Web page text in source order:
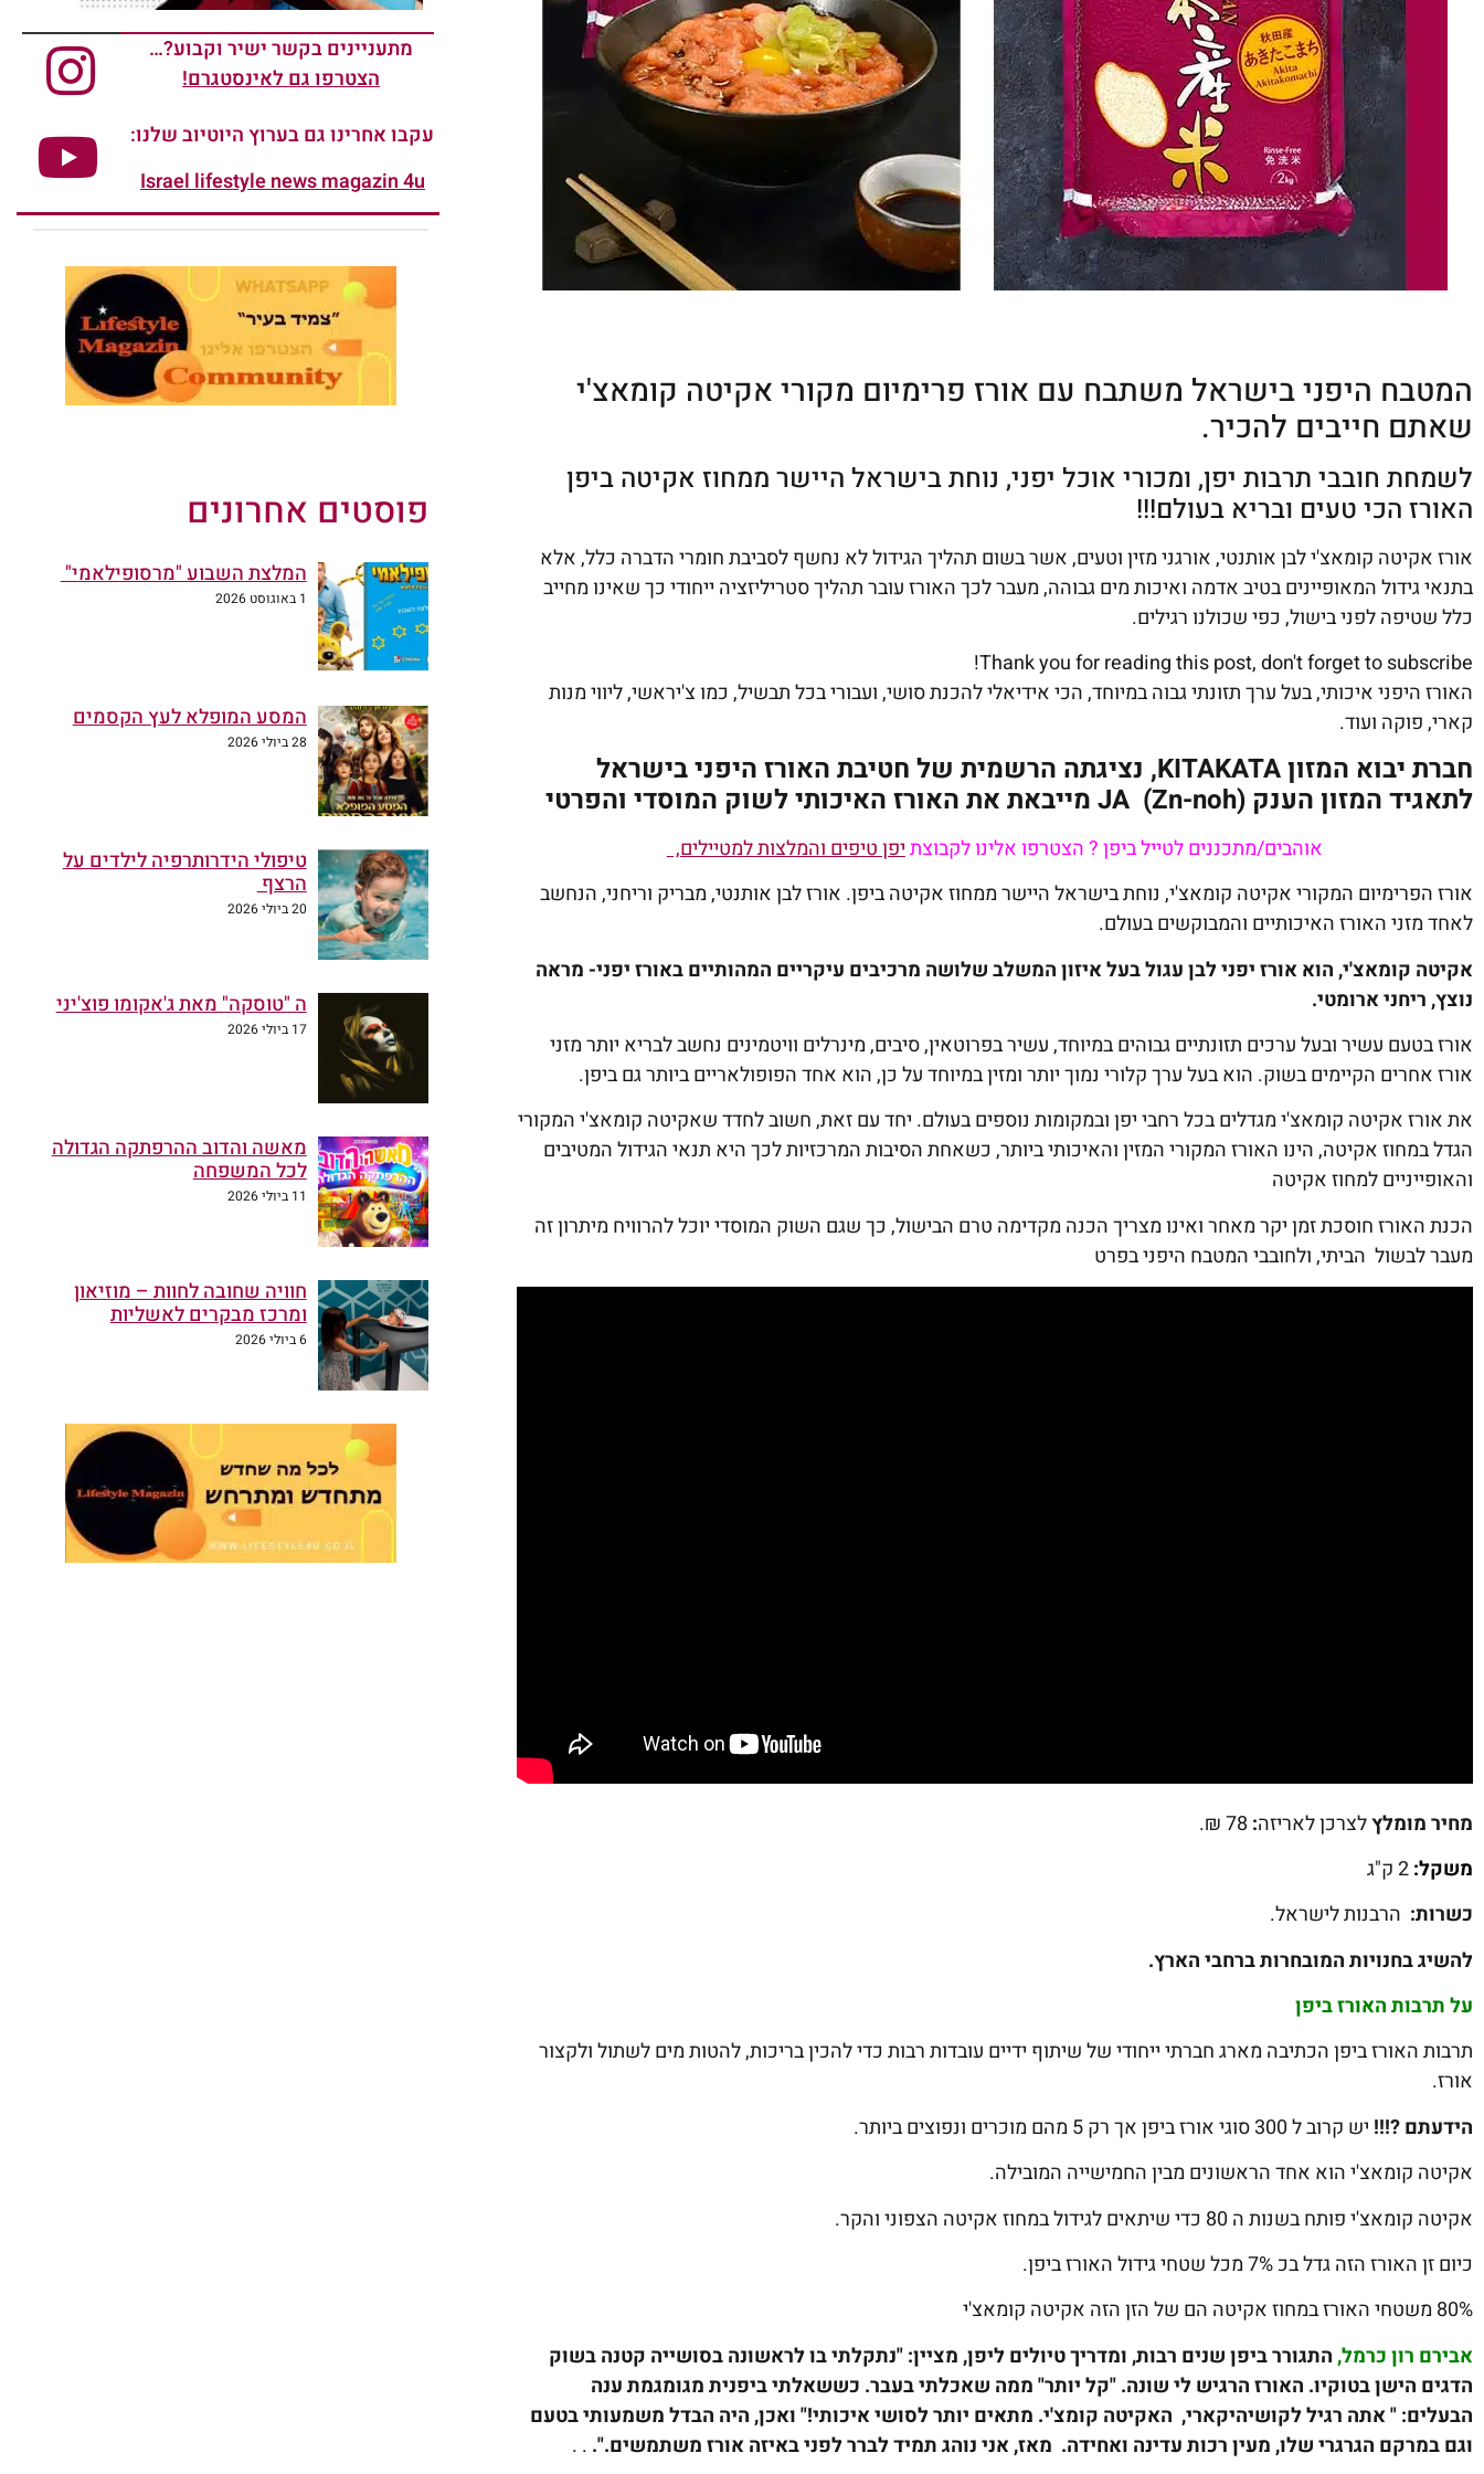
המטבח היפני בישראל משתבח עם אורז פרימיום מקורי אקיטה קומאצ'י
שאתם חייבים להכיר.
לשמחת חובבי תרבות יפן, ומכורי אוכל יפני, נוחת בישראל היישר ממחוז אקיטה ביפן
האורז הכי טעים ובריא בעולם!!!
אורז אקיטה קומאצ'י לבן אותנטי, אורגני מזין וטעים, אשר בשום תהליך הגידול לא נחשף לסביבת חומרי הדברה כלל, אלא
בתנאי גידול המאופיינים בטיב אדמה ואיכות מים גבוהה, מעבר לכך האורז עובר תהליך סטריליזציה ייחודי כך שאינו מחייב
כלל שטיפה לפני בישול, כפי שכולנו רגילים.
Thank you for reading this post, don't forget to subscribe!
האורז היפני איכותי, בעל ערך תזונתי גבוה במיוחד, הכי אידיאלי להכנת סושי, ועבורי בכל תבשיל, כמו צ'יראשי, ליווי מנות
קארי, פוקה ועוד.
חברת יבוא המזון KITAKATA, נציגתה הרשמית של חטיבת האורז היפני בישראל
לתאגיד המזון הענק JA (Zn-noh) מייבאת את האורז האיכותי לשוק המוסדי והפרטי
אוהבים/מתכננים לטייל ביפן ? הצטרפו אלינו לקבוצתיפן טיפים והמלצות למטיילים,
אורז הפרימיום המקורי אקיטה קומאצ'י, נוחת בישראל היישר ממחוז אקיטה ביפן. אורז לבן אותנטי, מבריק וריחני, הנחשב
לאחד מזני האורז האיכותיים והמבוקשים בעולם.
אקיטה קומאצ'י, הוא אורז יפני לבן עגול בעל איזון המשלב שלושה מרכיבים עיקריים המהותיים באורז יפני- מראה
נוצץ, ריחני ארומטי.
אורז בטעם עשיר ובעל ערכים תזונתיים גבוהים במיוחד, עשיר בפרוטאין, סיבים, מינרלים וויטמינים נחשב לבריא יותר מזני
אורז אחרים הקיימים בשוק. הוא בעל ערך קלורי נמוך יותר ומזין במיוחד על כן, הוא אחד הפופולאריים ביותר גם ביפן.
את אורז אקיטה קומאצ'י מגדלים בכל רחבי יפן ובמקומות נוספים בעולם. יחד עם זאת, חשוב לחדד שאקיטה קומאצ'י המקורי
הגדל במחוז אקיטה, הינו האורז המקורי המזין והאיכותי ביותר, כשאחת הסיבות המרכזיות לכך היא תנאי הגידול המטיבים
והאופייניים למחוז אקיטה
הכנת האורז חוסכת זמן יקר מאחר ואינו מצריך הכנה מקדימה טרם הבישול, כך שגם השוק המוסדי יוכל להרוויח מיתרון זה
מעבר לבשול הביתי, ולחובבי המטבח היפני בפרט
מחיר מומלץלצרכן לאריזה:
78 ₪.
משקל:
כשרות: הרבנות לישראל.
להשיג בחנויות המובחרות ברחבי הארץ.
על תרבות האורז ביפן
תרבות האורז ביפן הכתיבה מארג חברתי ייחודי של שיתוף ידיים עובדות רבות כדי להכין בריכות, להטות מים לשתול ולקצור
אורז.
הידעתם ?!!! יש קרוב ל 300 סוגי אורז ביפן אך רק 5 מהם מוכרים ונפוצים ביותר.
אקיטה קומאצ'י הוא אחד הראשונים מבין החמישייה המובילה.
אקיטה קומאצ'י פותח בשנות ה 80 כדי שיתאים לגידול במחוז אקיטה הצפוני והקר.
כיום זן האורז הזה גדל בכ 7% מכל שטחי גידול האורז ביפן.
80% משטחי האורז במחוז אקיטה הם של הזן הזה אקיטה קומאצ'י
אבירם רון כרמל,התגורר ביפן שנים רבות, ומדריך טיולים ליפן, מציין: "נתקלתי בו לראשונה בסושייה קטנה בשוק
הדגים הישן בטוקיו. האורז הרגיש לי שונה. "קל יותר" ממה שאכלתי בעבר. כששאלתי ביפנית מגומגמת ענה
הבעלים: " אתה רגיל לקושיהיקארי, האקיטה קומצ'י. מתאים יותר לסושי איכותי!" ואכן, היה הבדל משמעותי בטעם
וגם במרקם הגרגרי שלו, מעין רכות עדינה ואחידה. מאז, אני נוהג תמיד לברר לפני באיזה אורז משתמשים.". . .
מתעניינים בקשר ישיר וקבוע?…
הצטרפו גם לאינסטגרם!
עקבו אחרינו גם בערוץ היוטיוב שלנו:
Israel lifestyle news magazin 4u
פוסטים אחרונים
המלצת השבוע "מרסופילאמי"
1 באוגוסט 2026
המסע המופלא לעץ הקסמים
28 ביולי 2026
טיפולי הידרותרפיה לילדים על
הרצף
20 ביולי 2026
ה "טוסקה" מאת ג'אקומו פוצ'יני
17 ביולי 2026
מאשה והדוב ההרפתקה הגדולה
לכל המשפחה
11 ביולי 2026
חוויה שחובה לחוות – מוזיאון
ומרכז מבקרים לאשליות
6 ביולי 2026